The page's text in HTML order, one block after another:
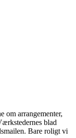
om arrangementer,
blad
Bare roligt vi